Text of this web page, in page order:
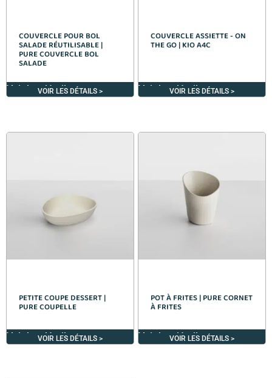
COUVERCLE POUR BOL
SALADE RÉUTILISABLE |
PURE COUVERCLE BOL
SALADE
VOIR LES DÉTAILS >
Voir les détails >
COUVERCLE ASSIETTE - ON
THE GO | KIO A4C
VOIR LES DÉTAILS >
Voir les détails >
PETITE COUPE DESSERT |
PURE COUPELLE
VOIR LES DÉTAILS >
Voir les détails >
POT À FRITES | PURE CORNET
À FRITES
VOIR LES DÉTAILS >
Voir les détails >